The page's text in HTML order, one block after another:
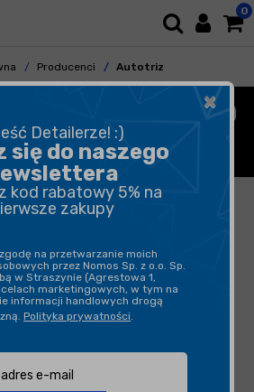
0
Producenci Autotriz
URZĄDZENIA DO
SORTUJ
kategorii spełniających
wyświetlania.
powierzchni karoserii nie
×
Detailerze! :)
się do naszego
kod rabatowy 5% na
zakupy
na przetwarzanie moich
przez Nomos Sp. z o.o. Sp.
w Straszynie (Agrestowa 1,
celach marketingowych, w tym na
informacji handlowych drogą
Polityka prywatności.